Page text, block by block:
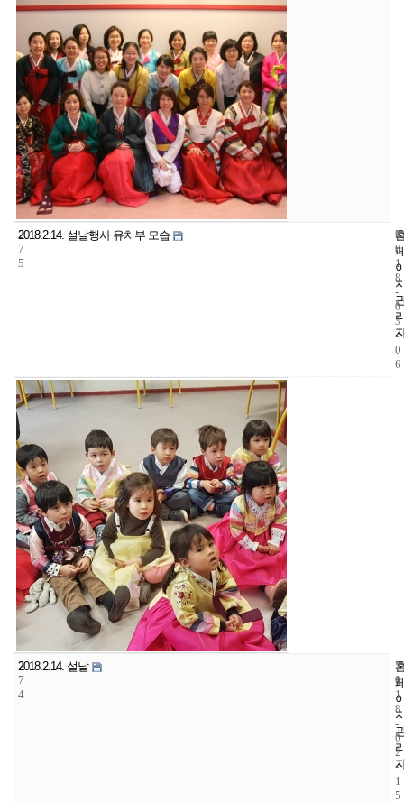
2
7
5
2018.2.14. 설날행사 유치부 모습
6
5
2
0
1
8
-
0
3
-
0
6
2
7
4
2018.2.14. 설날
5
1
2
0
1
8
-
0
2
-
1
5